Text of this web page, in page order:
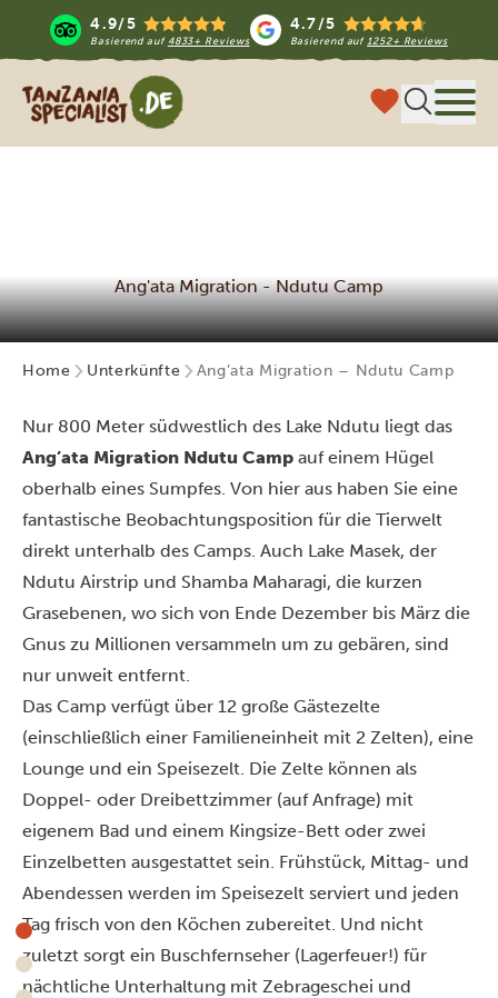
4.9/5
Basierend auf 4833+ Reviews
4.7/5
Basierend auf1252+ Reviews
Tanzania Specialist
Ang'ata Migration - Ndutu Camp
Home Unterkünfte Ang’ata Migration – Ndutu Camp
Nur 800 Meter südwestlich des Lake Ndutu liegt das
Ang’ata Migration Ndutu Camp auf einem Hügel
oberhalb eines Sumpfes. Von hier aus haben Sie eine
fantastische Beobachtungsposition für die Tierwelt
direkt unterhalb des Camps. Auch Lake Masek, der
Ndutu Airstrip und Shamba Maharagi, die kurzen
Grasebenen, wo sich von Ende Dezember bis März die
Gnus zu Millionen versammeln um zu gebären, sind
nur unweit entfernt.
Das Camp verfügt über 12 große Gästezelte
(einschließlich einer Familieneinheit mit 2 Zelten), eine
Lounge und ein Speisezelt. Die Zelte können als
Doppel- oder Dreibettzimmer (auf Anfrage) mit
eigenem Bad und einem Kingsize-Bett oder zwei
Einzelbetten ausgestattet sein. Frühstück, Mittag- und
Abendessen werden im Speisezelt serviert und jeden
Tag frisch von den Köchen zubereitet. Und nicht
zuletzt sorgt ein Buschfernseher (Lagerfeuer!) für
nächtliche Unterhaltung mit Zebrageschei und